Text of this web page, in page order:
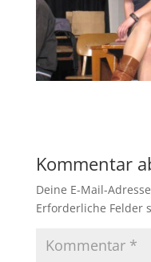
Kommentar
Deine E-Mail-
Erforderliche Felder